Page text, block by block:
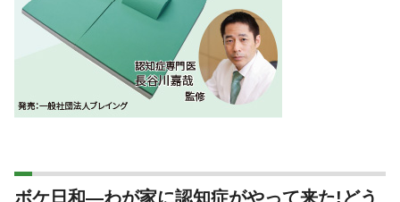
ボケ日和―わが家に認知症がやって来た!どう